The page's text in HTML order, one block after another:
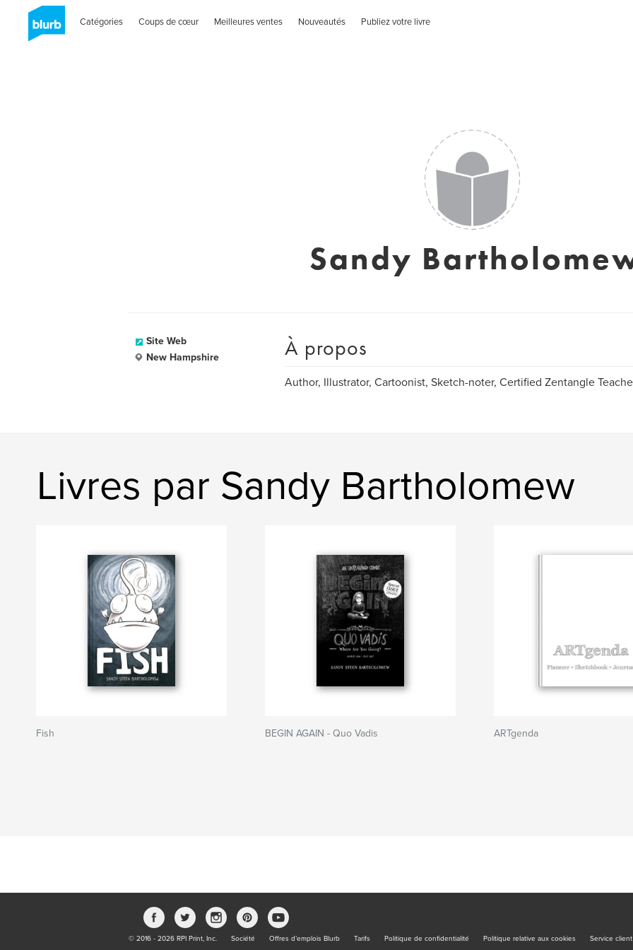
Catégories Coups de cœur Meilleures ventes Nouveautés Publiez votre livre
Sandy
Site Web
New Hampshire
À propos
Author, Illustrator, Cartoonist, Sketch-noter, Certified Zentangle
Livres par Sandy Bartholomew
Fish BEGIN AGAIN - Quo Vadis ARTgenda
© 2016 - 2026 RPI Print, Inc. Société Offres d’emplois Blurb Tarifs Politique de confidentialité Politique relative aux cookies Service client